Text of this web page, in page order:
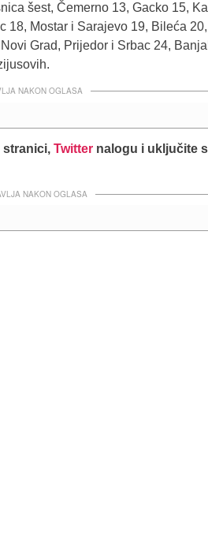
šest, Čemerno 13, Gacko 15,
18, Mostar i Sarajevo 19, Bileća
Grad, Prijedor i Srbac 24,
NAKON OGLASA
stranici, Twitter nalogu i uključite
NAKON OGLASA